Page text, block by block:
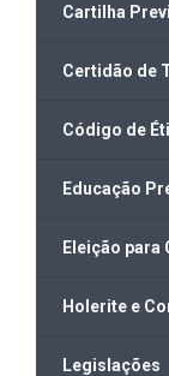
Cartilha
Certidão de
Código de
Educação
Eleição para
Holerite e
Legislações